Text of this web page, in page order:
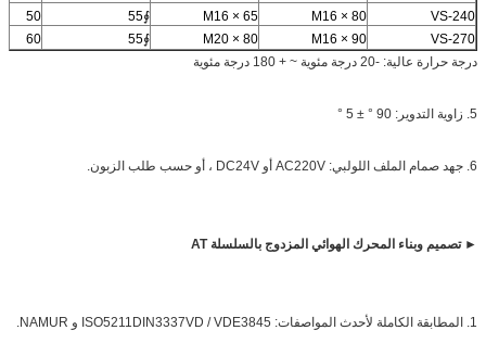
VS-240
M16 × 80
M16 × 65
∮55
50
VS-270
M16 × 90
M20 × 80
∮55
60
درجة حرارة عالية: -20 درجة مئوية ~ + 180 درجة مئوية
5. زاوية التدوير: 90 ° ± 5 °
6. جهد صمام الملف اللولبي: AC220V أو DC24V ، أو حسب طلب الزبون.
► تصميم وبناء المحرك الهوائي المزدوج بالسلسلة AT
1. المطابقة الكاملة لأحدث المواصفات: ISO5211DIN3337VD / VDE3845 و NAMUR.